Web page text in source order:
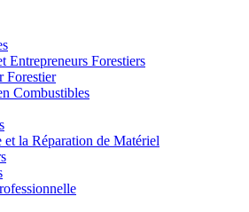
Entrepreneurs Forestiers
Forestier
Combustibles
et la Réparation de Matériel